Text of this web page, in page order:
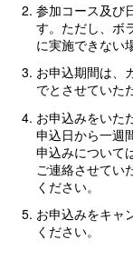
参加コース及び
す。ただし、ボ
に実施できない
お申込期間は、
でとさせていた
お申込みをいた
申込日から一週
申込みについて
ご連絡させてい
ください。
お申込みをキャ
ください。